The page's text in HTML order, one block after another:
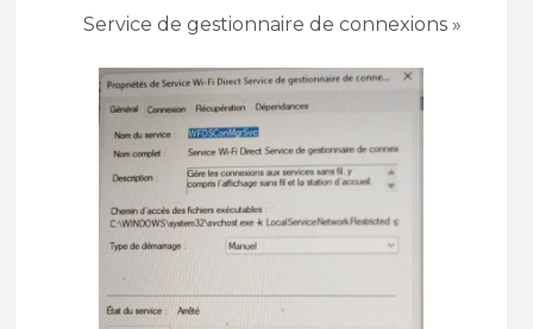
Service de gestionnaire de connexions »